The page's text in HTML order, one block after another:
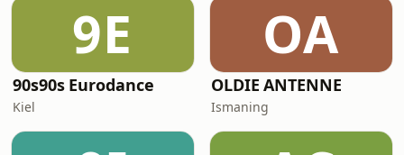
9E
90s90s Eurodance
Kiel
OA
OLDIE ANTENNE
Ismaning